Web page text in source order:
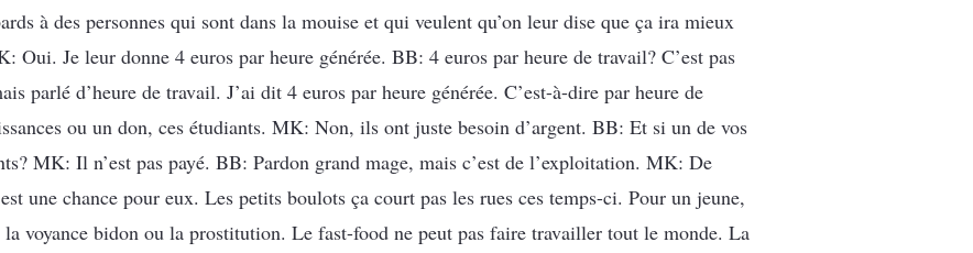
à des personnes qui sont dans la mouise et qui veulent qu’on leur dise que ça ira mieux
Oui. Je leur donne 4 euros par heure générée. BB: 4 euros par heure de travail? C’est pas
parlé d’heure de travail. J’ai dit 4 euros par heure générée. C’est-à-dire par heure de
ou un don, ces étudiants. MK: Non, ils ont juste besoin d’argent. BB: Et si un de vos
MK: Il n’est pas payé. BB: Pardon grand mage, mais c’est de l’exploitation. MK: De
une chance pour eux. Les petits boulots ça court pas les rues ces temps-ci. Pour un jeune,
voyance bidon ou la prostitution. Le fast-food ne peut pas faire travailler tout le monde. La